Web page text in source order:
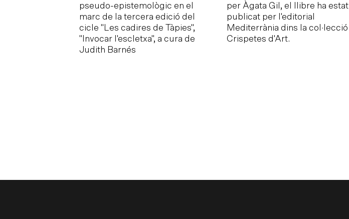
pseudo-epistemològic en el
marc de la tercera edició del
cicle "Les cadires de Tàpies",
"Invocar l'escletxa", a cura de
Judith Barnés
per Àgata Gil, el llibre ha estat
publicat per l'editorial
Mediterrània dins la col·lecció
Crispetes d'Art.